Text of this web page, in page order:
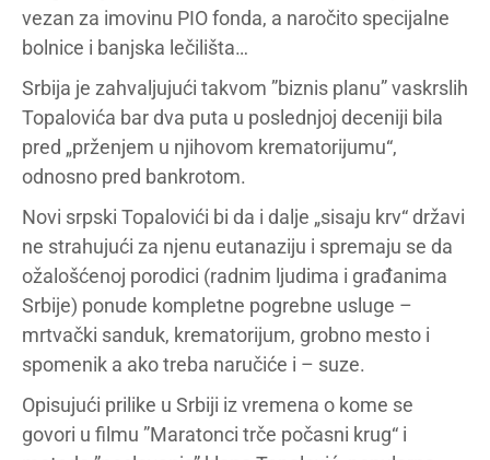
vezan za imovinu PIO fonda, a naročito specijalne
bolnice i banjska lečilišta…
Srbija je zahvaljujući takvom ”biznis planu” vaskrslih
Topalovića bar dva puta u poslednjoj deceniji bila
pred „prženjem u njihovom krematorijumu“,
odnosno pred bankrotom.
Novi srpski Topalovići bi da i dalje „sisaju krv“ državi
ne strahujući za njenu eutanaziju i spremaju se da
ožalošćenoj porodici (radnim ljudima i građanima
Srbije) ponude kompletne pogrebne usluge –
mrtvački sanduk, krematorijum, grobno mesto i
spomenik a ako treba naručiće i – suze.
Opisujući prilike u Srbiji iz vremena o kome se
govori u filmu ”Maratonci trče počasni krug“ i